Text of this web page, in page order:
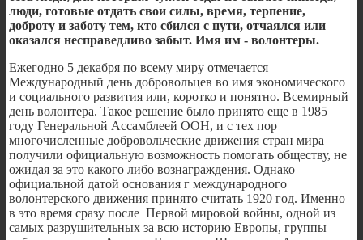
люди, готовые отдать свои силы, время, терпение,
доброту и заботу тем, кто сбился с пути, отчаялся или
оказался несправедливо забыт. Имя им - волонтеры.
Ежегодно 5 декабря по всему миру отмечается
Международный день добровольцев во имя экономического
и социального развития или, коротко и понятно. Всемирный
день волонтера. Такое решение было принято еще в 1985
году Генеральной Ассамблеей ООН, и с тех пор
многочисленные добровольческие движения стран мира
получили официальную возможность помогать обществу, не
ожидая за это какого либо вознаграждения. Однако
официальной датой основания г международного
волонтерского движения принято считать 1920 год. Именно
в это время сразу после Первой мировой войны, одной из
самых разрушительных за всю историю Европы, группы